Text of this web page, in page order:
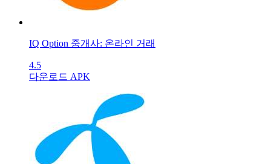
IQ Option 중개사: 온라인 거래
4.5
다운로드 APK